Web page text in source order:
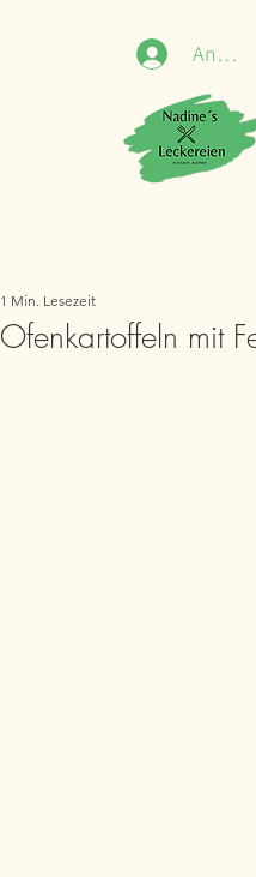
Ofenkartoffeln mit
1 Min. Lesezeit